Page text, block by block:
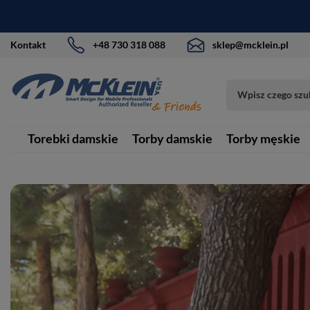
Kontakt +48 730 318 088 sklep@mcklein.pl
Torebki damskie Torby damskie Torby męskie